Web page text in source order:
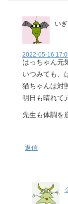
い
2022-05-16
はっちゃん元
いつみても、
猫ちゃんは対
明日も晴れて
先生も体調を
返信